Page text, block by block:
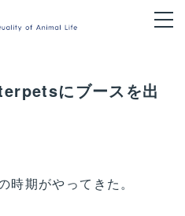
にブースを出
時期がやってきた。